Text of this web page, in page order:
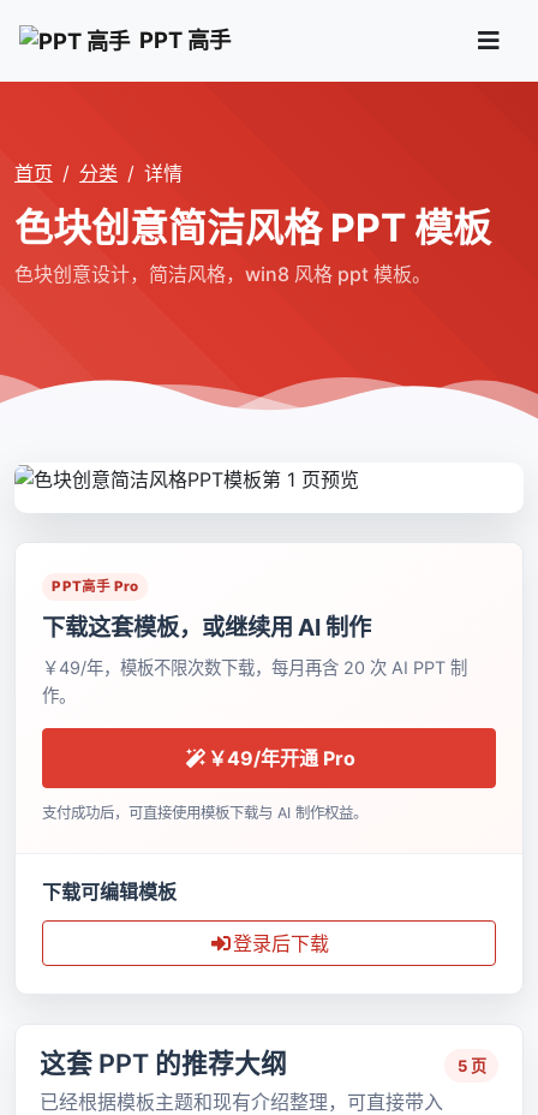
PPT 高手
首页 分类 详情
色块创意简洁风格 PPT 模板
色块创意设计，简洁风格，win8 风格 ppt 模板。
PPT高手 Pro
下载这套模板，或继续用 AI 制作
￥49/年，模板不限次数下载，每月再含 20 次 AI PPT 制
作。
￥49/年开通 Pro
支付成功后，可直接使用模板下载与 AI 制作权益。
下载可编辑模板
登录后下载
这套 PPT 的推荐大纲
已经根据模板主题和现有介绍整理，可直接带入
5 页